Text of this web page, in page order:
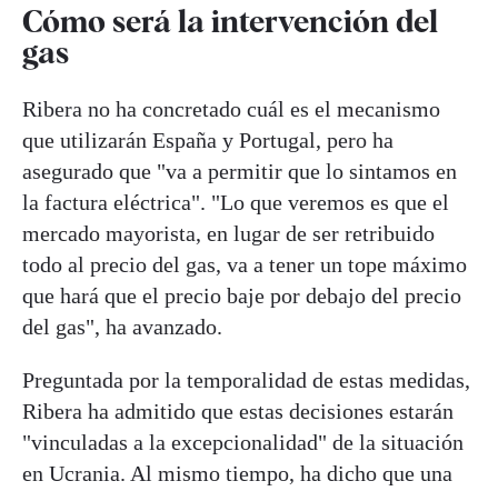
Cómo será la intervención del
gas
Ribera no ha concretado cuál es el mecanismo
que utilizarán España y Portugal, pero ha
asegurado que "va a permitir que lo sintamos en
la factura eléctrica". "Lo que veremos es que el
mercado mayorista, en lugar de ser retribuido
todo al precio del gas, va a tener un tope máximo
que hará que el precio baje por debajo del precio
del gas", ha avanzado.
Preguntada por la temporalidad de estas medidas,
Ribera ha admitido que estas decisiones estarán
"vinculadas a la excepcionalidad" de la situación
en Ucrania. Al mismo tiempo, ha dicho que una